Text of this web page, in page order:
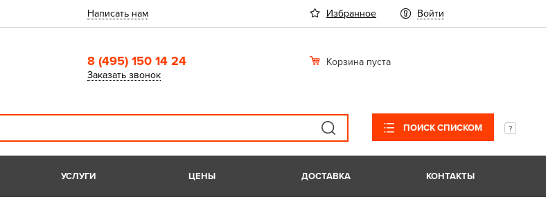
Написать нам Избранное Войти
8 (495) 150 14 24
Заказать звонок
Корзина пуста
ПОИСК СПИСКОМ
УСЛУГИ ЦЕНЫ ДОСТАВКА КОНТАКТЫ